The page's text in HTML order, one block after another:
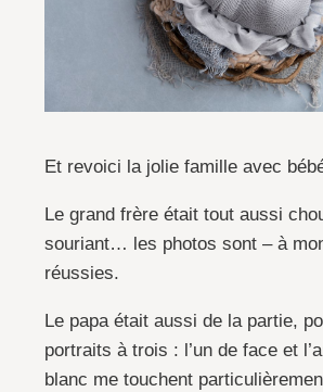
Et revoici la jolie famille avec
Le grand frère était tout aussi
souriant… les photos sont – à
réussies.
Le papa était aussi de la partie,
portraits à trois : l’un de face et
blanc me touchent